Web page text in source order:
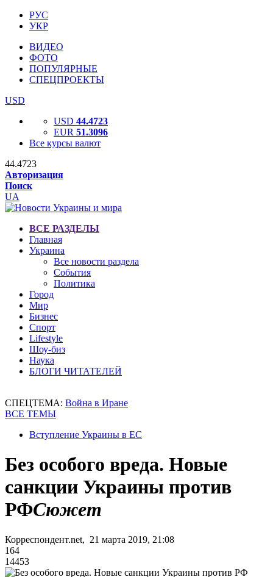
РУС
УКР
ВИДЕО
ФОТО
ПОПУЛЯРНЫЕ
СПЕЦПРОЕКТЫ
USD
USD 44.4723
EUR 51.3096
Все курсы валют
44.4723
Авторизация
Поиск
UA
ВСЕ РАЗДЕЛЫ
Главная
Украина
Все новости раздела
События
Политика
Город
Мир
Бизнес
Спорт
Lifestyle
Шоу-биз
Наука
БЛОГИ ЧИТАТЕЛЕЙ
СПЕЦТЕМА: Война в Иране
ВСЕ ТЕМЫ
Вступление Украины в ЕС
Без особого вреда. Новые
санкции Украины против
РФСюжет
Корреспондент.net, 21 марта 2019, 21:08
164
14453